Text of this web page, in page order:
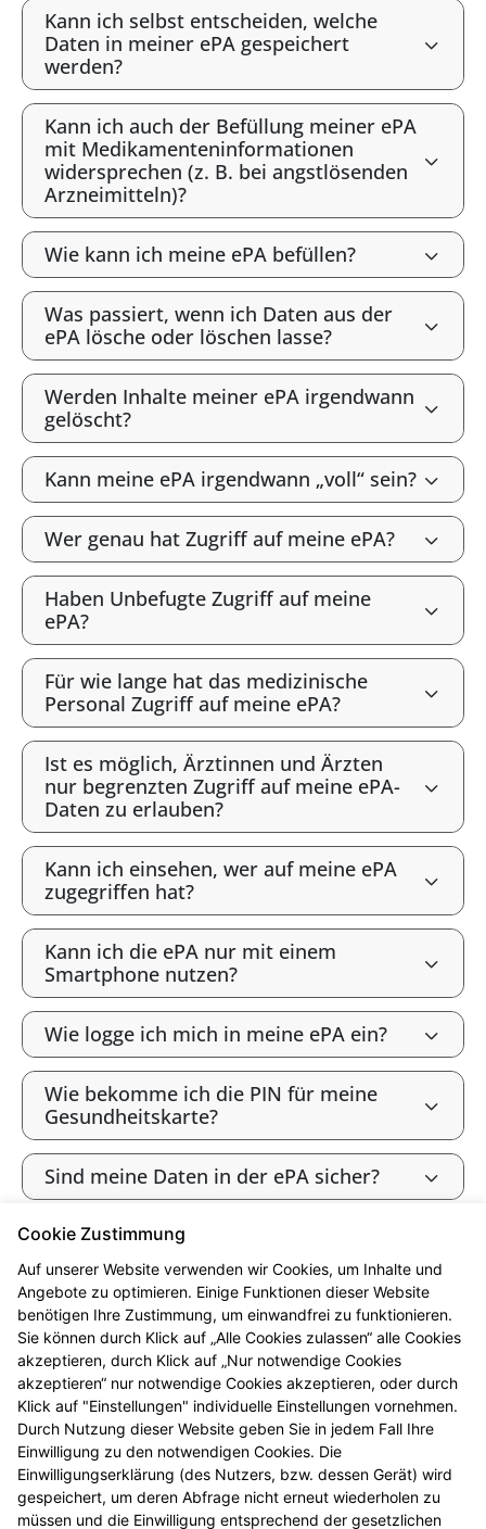
Kann ich selbst entscheiden, welche
Daten in meiner ePA gespeichert
werden?
Kann ich auch der Befüllung meiner ePA
mit Medikamenteninformationen
widersprechen (z. B. bei angstlösenden
Arzneimitteln)?
Wie kann ich meine ePA befüllen?
Was passiert, wenn ich Daten aus der
ePA lösche oder löschen lasse?
Werden Inhalte meiner ePA irgendwann
gelöscht?
Kann meine ePA irgendwann „voll“ sein?
Wer genau hat Zugriff auf meine ePA?
Haben Unbefugte Zugriff auf meine
ePA?
Für wie lange hat das medizinische
Personal Zugriff auf meine ePA?
Ist es möglich, Ärztinnen und Ärzten
nur begrenzten Zugriff auf meine ePA-
Daten zu erlauben?
Kann ich einsehen, wer auf meine ePA
zugegriffen hat?
Kann ich die ePA nur mit einem
Smartphone nutzen?
Wie logge ich mich in meine ePA ein?
Wie bekomme ich die PIN für meine
Gesundheitskarte?
Sind meine Daten in der ePA sicher?
Bin ich als gesetzlich Versicherte:r
verpflichtet, die ePA zu nutzen?
Wie widerspreche ich der ePA („Opt-
out“)?
Werden meine Gesundheitsdaten zu
Forschungszwecken genutzt?
Kann ich die ePA nutzen, ohne meine
Daten zu Forschungszwecken
Cookie Zustimmung
Auf unserer Website verwenden wir Cookies, um Inhalte und
Angebote zu optimieren. Einige Funktionen dieser Website
benötigen Ihre Zustimmung, um einwandfrei zu funktionieren.
Sie können durch Klick auf „Alle Cookies zulassen“ alle Cookies
akzeptieren, durch Klick auf „Nur notwendige Cookies
akzeptieren“ nur notwendige Cookies akzeptieren, oder durch
Klick auf "Einstellungen" individuelle Einstellungen vornehmen.
Durch Nutzung dieser Website geben Sie in jedem Fall Ihre
Einwilligung zu den notwendigen Cookies. Die
Einwilligungserklärung (des Nutzers, bzw. dessen Gerät) wird
gespeichert, um deren Abfrage nicht erneut wiederholen zu
müssen und die Einwilligung entsprechend der gesetzlichen